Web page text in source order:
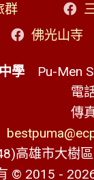
群
佛光山寺
學 Pu-Men
電
傳
高雄市大樹
© 2015 -